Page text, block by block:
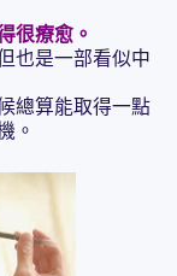
很療愈。
也是一部看似中
總算能取得一點
。